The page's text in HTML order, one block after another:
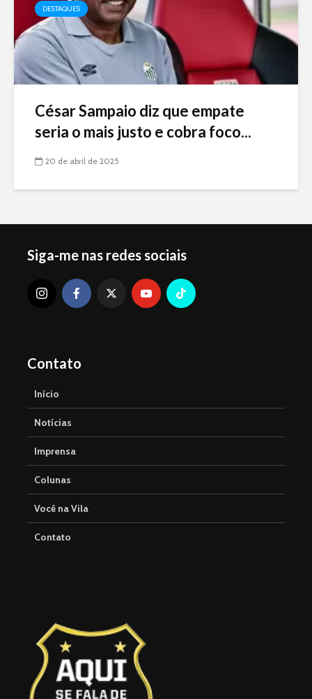
DESTAQUES
César Sampaio diz que empate
seria o mais justo e cobra foco...
20 de abril de 2025
Siga-me nas redes sociais
Contato
Início
Notícias
Imprensa
Colunas
Você na Vila
Contato